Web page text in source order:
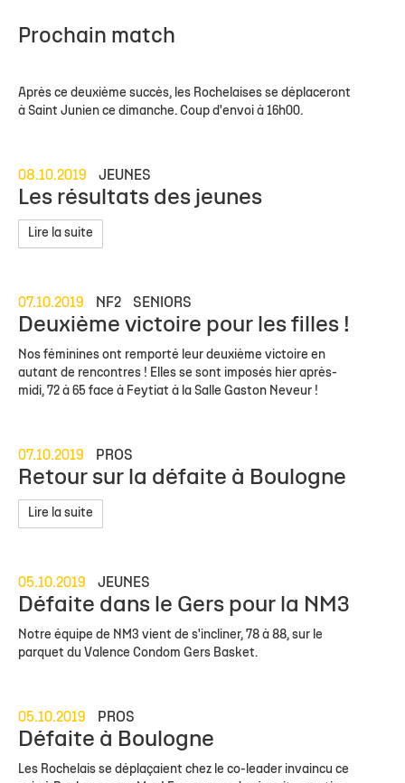
Prochain match
Après ce deuxième succès, les Rochelaises se déplaceront
à Saint Junien ce dimanche. Coup d'envoi à 16h00.
08.10.2019 JEUNES
Les résultats des jeunes
Lire la suite
07.10.2019 NF2 SENIORS
Deuxième victoire pour les filles !
Nos féminines ont remporté leur deuxième victoire en
autant de rencontres ! Elles se sont imposés hier après-
midi, 72 à 65 face à Feytiat à la Salle Gaston Neveur !
07.10.2019 PROS
Retour sur la défaite à Boulogne
Lire la suite
05.10.2019 JEUNES
Défaite dans le Gers pour la NM3
Notre équipe de NM3 vient de s'incliner, 78 à 88, sur le
parquet du Valence Condom Gers Basket.
05.10.2019 PROS
Défaite à Boulogne
Les Rochelais se déplaçaient chez le co-leader invaincu ce